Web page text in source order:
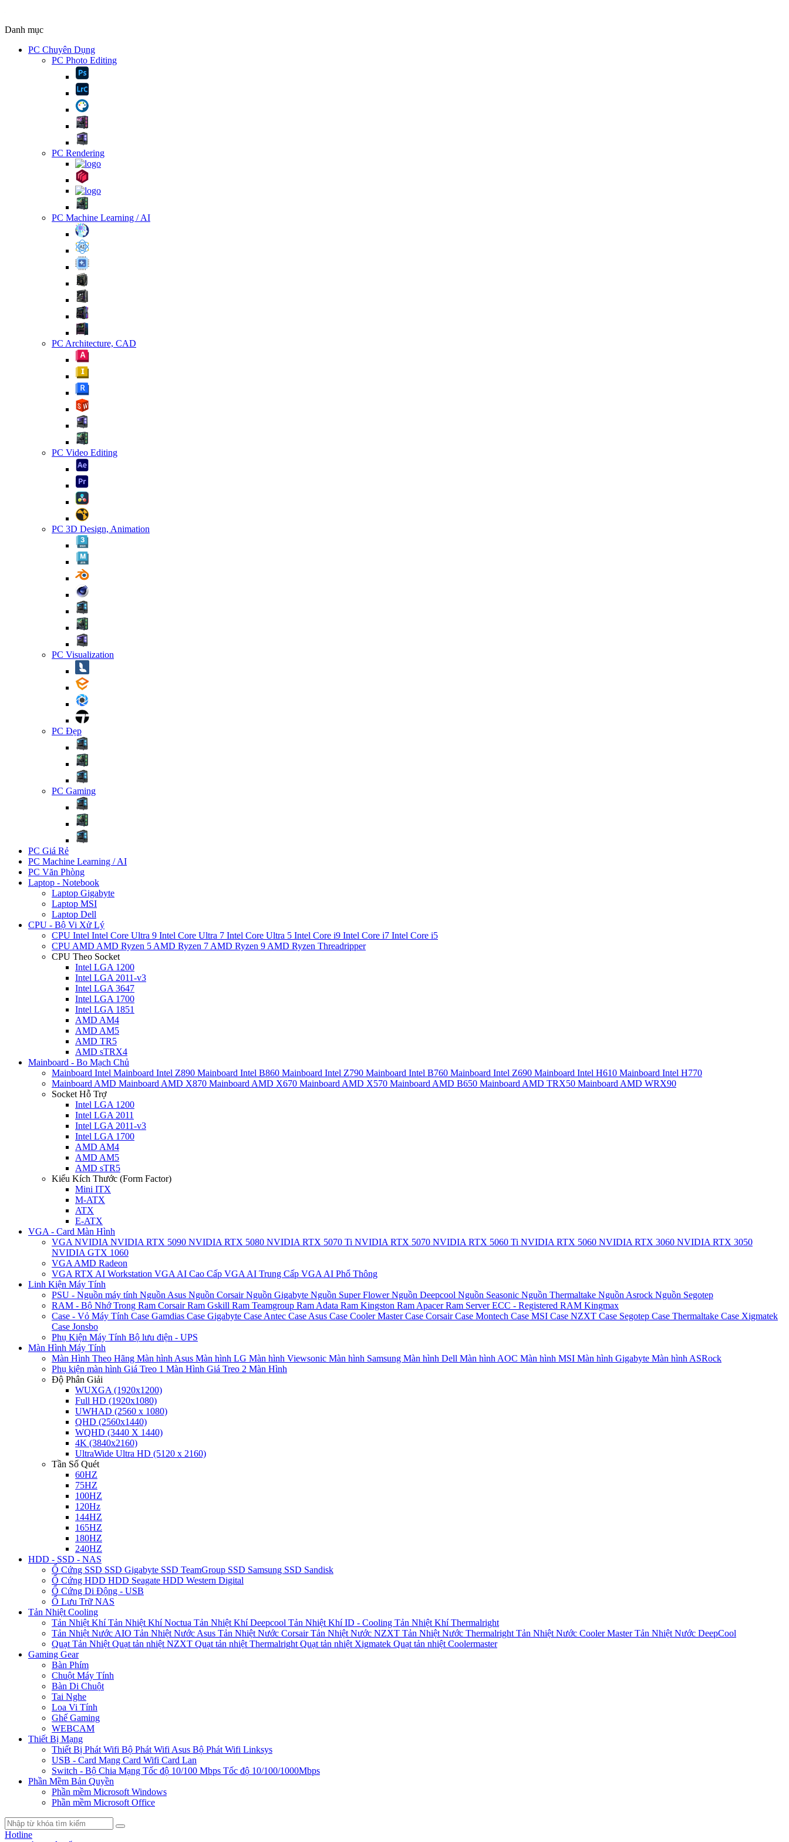
Danh mục
PC Chuyên Dụng
PC Photo Editing
PC Rendering
PC Machine Learning / AI
PC Architecture, CAD
PC Video Editing
PC 3D Design, Animation
PC Visualization
PC Đẹp
PC Gaming
PC Giá Rẻ
PC Machine Learning / AI
PC Văn Phòng
Laptop - Notebook
Laptop Gigabyte
Laptop MSI
Laptop Dell
CPU - Bộ Vi Xử Lý
CPU Intel Intel Core Ultra 9 Intel Core Ultra 7 Intel Core Ultra 5 Intel Core i9 Intel Core i7 Intel Core i5
CPU AMD AMD Ryzen 5 AMD Ryzen 7 AMD Ryzen 9 AMD Ryzen Threadripper
CPU Theo Socket
Intel LGA 1200
Intel LGA 2011-v3
Intel LGA 3647
Intel LGA 1700
Intel LGA 1851
AMD AM4
AMD AM5
AMD TR5
AMD sTRX4
Mainboard - Bo Mạch Chủ
Mainboard Intel Mainboard Intel Z890 Mainboard Intel B860 Mainboard Intel Z790 Mainboard Intel B760 Mainboard Intel Z690 Mainboard Intel H610 Mainboard Intel H770
Mainboard AMD Mainboard AMD X870 Mainboard AMD X670 Mainboard AMD X570 Mainboard AMD B650 Mainboard AMD TRX50 Mainboard AMD WRX90
Socket Hỗ Trợ
Intel LGA 1200
Intel LGA 2011
Intel LGA 2011-v3
Intel LGA 1700
AMD AM4
AMD AM5
AMD sTR5
Kiểu Kích Thước (Form Factor)
Mini ITX
M-ATX
ATX
E-ATX
VGA - Card Màn Hình
VGA NVIDIA NVIDIA RTX 5090 NVIDIA RTX 5080 NVIDIA RTX 5070 Ti NVIDIA RTX 5070 NVIDIA RTX 5060 Ti NVIDIA RTX 5060 NVIDIA RTX 3060 NVIDIA RTX 3050
NVIDIA GTX 1060
VGA AMD Radeon
VGA RTX AI Workstation VGA AI Cao Cấp VGA AI Trung Cấp VGA AI Phổ Thông
Linh Kiện Máy Tính
PSU - Nguồn máy tính Nguồn Asus Nguồn CorsairNguồn Gigabyte Nguồn Super FlowerNguồn Deepcool Nguồn Seasonic Nguồn Thermaltake Nguồn Asrock Nguồn Segotep
RAM - Bộ Nhớ Trong Ram CorsairRam Gskill Ram Teamgroup Ram Adata Ram Kingston Ram ApacerRam Server ECC - Registered RAM Kingmax
Case - Vỏ Máy Tính Case Gamdias Case Gigabyte Case Antec Case Asus Case Cooler MasterCase CorsairCase Montech Case MSI Case NZXT Case Segotep Case Thermaltake Case Xigmatek
Case Jonsbo
Phụ Kiện Máy Tính Bộ lưu điện - UPS
Màn Hình Máy Tính
Màn Hình Theo Hãng Màn hình Asus Màn hình LG Màn hình Viewsonic Màn hình Samsung Màn hình Dell Màn hình AOC Màn hình MSI Màn hình Gigabyte Màn hình ASRock
Phụ kiện màn hình Giá Treo 1 Màn Hình Giá Treo 2 Màn Hình
Độ Phân Giải
WUXGA (1920x1200)
Full HD (1920x1080)
UWHAD (2560 x 1080)
QHD (2560x1440)
WQHD (3440 X 1440)
4K (3840x2160)
UltraWide Ultra HD (5120 x 2160)
Tần Số Quét
60HZ
75HZ
100HZ
120Hz
144HZ
165HZ
180HZ
240HZ
HDD - SSD - NAS
Ổ Cứng SSD SSD Gigabyte SSD TeamGroup SSD Samsung SSD Sandisk
Ổ Cứng HDD HDD Seagate HDD Western Digital
Ổ Cứng Di Động - USB
Ổ Lưu Trữ NAS
Tản Nhiệt Cooling
Tản Nhiệt KhíTản Nhiệt Khí Noctua Tản Nhiệt Khí Deepcool Tản Nhiệt Khí ID - Cooling Tản Nhiệt Khí Thermalright
Tản Nhiệt Nước AIO Tản Nhiệt Nước Asus Tản Nhiệt Nước CorsairTản Nhiệt Nước NZXT Tản Nhiệt Nước Thermalright Tản Nhiệt Nước Cooler MasterTản Nhiệt Nước DeepCool
Quạt Tản Nhiệt Quạt tản nhiệt NZXT Quạt tản nhiệt Thermalright Quạt tản nhiệt Xigmatek Quạt tản nhiệt Coolermaster
Gaming Gear
Bàn Phím
Chuột Máy Tính
Bàn Di Chuột
Tai Nghe
Loa Vi Tính
Ghế Gaming
WEBCAM
Thiết Bị Mạng
Thiết Bị Phát Wifi Bộ Phát Wifi Asus Bộ Phát Wifi Linksys
USB - Card Mạng Card Wifi Card Lan
Switch - Bộ Chia Mạng Tốc độ 10/100 Mbps Tốc độ 10/100/1000Mbps
Phần Mềm Bản Quyền
Phần mềm Microsoft Windows
Phần mềm Microsoft Office
Hotline